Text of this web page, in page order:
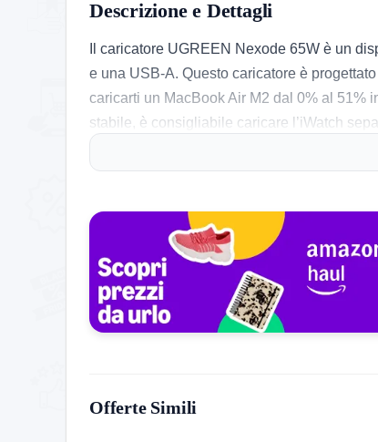
Descrizione e Dettagli
Il caricatore UGREEN Nexode 65W è un
e una USB-A. Questo caricatore è
caricarti un MacBook Air M2 dal 0% al 51%
stabile, è consigliabile caricare l’iWatch
Gli utenti notano che il design compatto è
necessario un adattatore specifico per
rendendo questo caricatore una scelta
vasta gamma di dispositivi, da smartphone a
22,99€19,74€
Offerte Simili